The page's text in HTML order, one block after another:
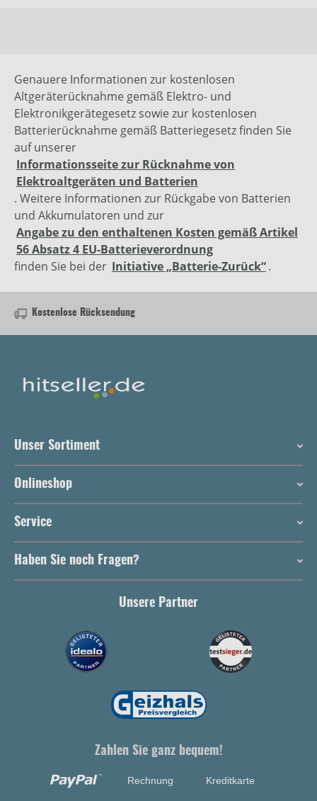
Genauere Informationen zur kostenlosen
Altgeräterücknahme gemäß Elektro- und
Elektronikgerätegesetz sowie zur kostenlosen
Batterierücknahme gemäß Batteriegesetz finden Sie
auf unserer
Informationsseite zur Rücknahme von
Elektroaltgeräten und Batterien
. Weitere Informationen zur Rückgabe von Batterien
und Akkumulatoren und zur
Angabe zu den enthaltenen Kosten gemäß Artikel
56 Absatz 4 EU-Batterieverordnung
finden Sie bei der Initiative „Batterie-Zurück“.
Kostenlose Rücksendung
Unser Sortiment
Onlineshop
Service
Haben Sie noch Fragen?
Unsere Partner
Zahlen Sie ganz bequem!
Rechnung Kreditkarte